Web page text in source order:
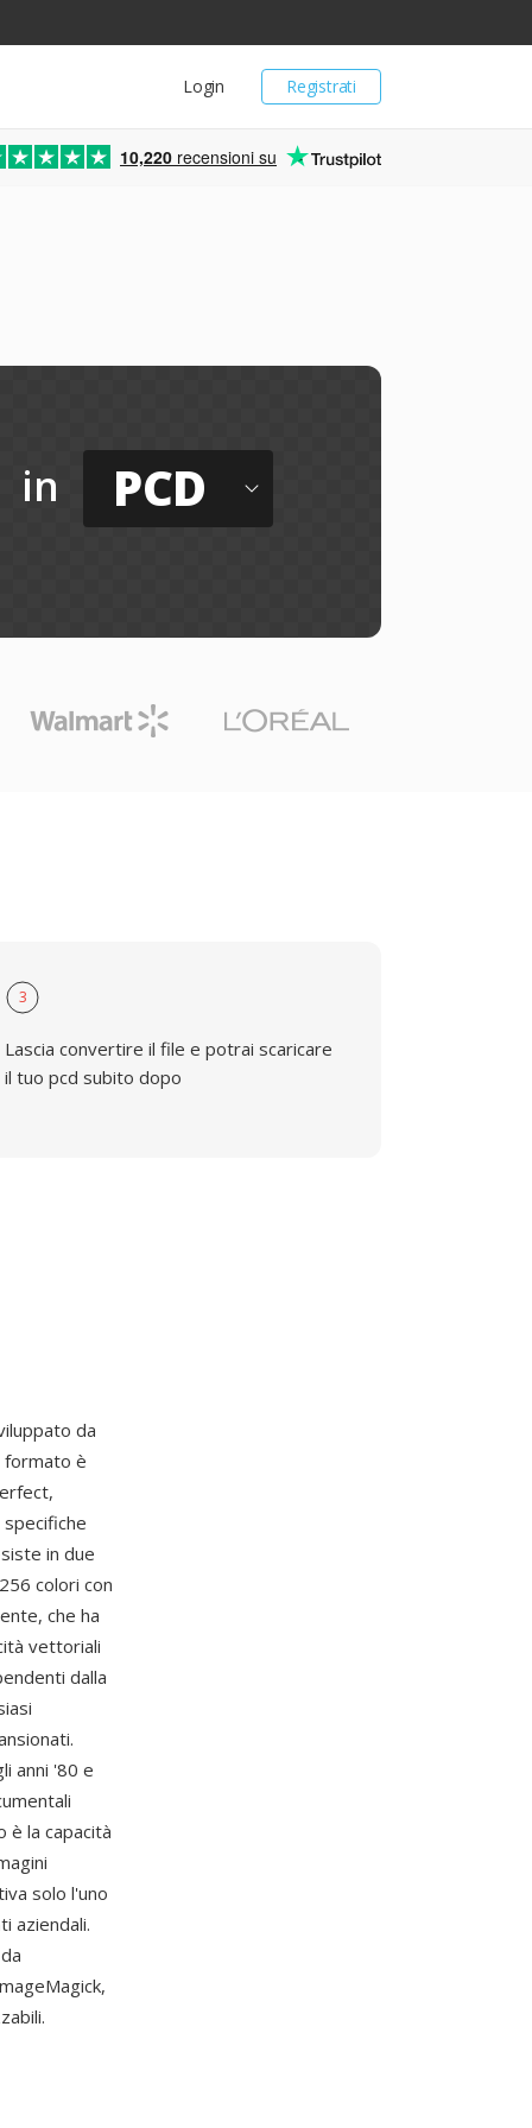
Registrati
Login
10,220 recensioni su
in PCD
3
Lascia convertire il file e potrai scaricare
il tuo pcd subito dopo
da
è
in due
colori con
che ha
vettoriali
dalla
anni '80 e
è la capacità
solo l'uno
aziendali.